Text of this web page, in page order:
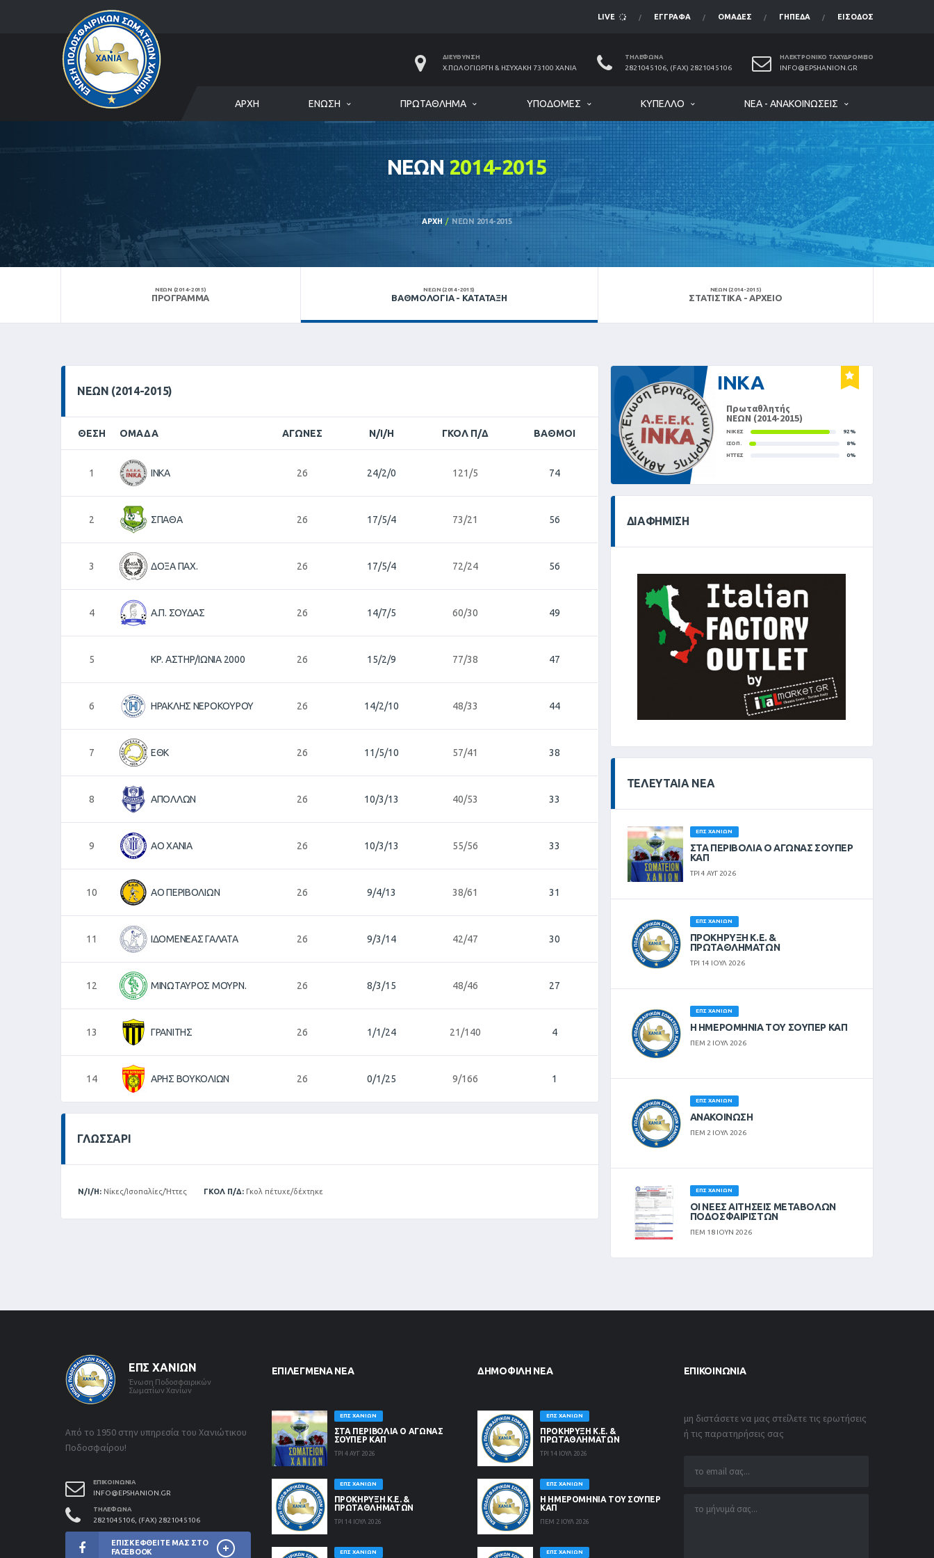
LIVE ΈΓΓΡΑΦΑ ΟΜΆΔΕΣ ΓΉΠΕΔΑ ΕΊΣΟΔΟΣ
ΔΙΕΎΘΥΝΣΗ
Χ.ΠΩΛΟΓΙΏΡΓΗ & ΗΣΥΧΆΚΗ 73100 ΧΑΝΙΆ
ΤΗΛΈΦΩΝΑ
2821045106, (FAX) 2821045106
ΗΛΕΚΤΡΟΝΙΚΌ ΤΑΧΥΔΡΟΜΕΊΟ
INFO@EPSHANION.GR
ΑΡΧΉ ΈΝΩΣΗ ΠΡΩΤΆΘΛΗΜΑ ΥΠΟΔΟΜΈΣ ΚΎΠΕΛΛΟ ΝΈΑ - ΑΝΑΚΟΙΝΏΣΕΙΣ
ΝΕΩΝ2014-2015
ΑΡΧΉ ΝΕΩΝ 2014-2015
ΝΕΩΝ (2014-2015)
ΠΡΌΓΡΑΜΜΑ
ΝΕΩΝ (2014-2015)
ΒΑΘΜΟΛΟΓΊΑ - ΚΑΤΆΤΑΞΗ
ΝΕΩΝ (2014-2015)
ΣΤΑΤΙΣΤΙΚΆ - ΑΡΧΕΊΟ
ΝΕΩΝ (2014-2015)
ΘΈΣΗ ΟΜΆΔΑ ΑΓΏΝΕΣ Ν/Ι/Η ΓΚΟΛ Π/Δ ΒΑΘΜΟΊ
1 ΙΝΚΑ 26 24/2/0 121/5 74
2 ΣΠΑΘΑ 26 17/5/4 73/21 56
3 ΔΟΞΑ ΠΑΧ. 26 17/5/4 72/24 56
4 Α.Π. ΣΟΥΔΑΣ 26 14/7/5 60/30 49
5 ΚΡ. ΑΣΤΗΡ/ΙΩΝΙΑ 2000 26 15/2/9 77/38 47
6 ΗΡΑΚΛΗΣ ΝΕΡΟΚΟΥΡΟΥ 26 14/2/10 48/33 44
7 ΕΘΚ 26 11/5/10 57/41 38
8 ΑΠΟΛΛΩΝ 26 10/3/13 40/53 33
9 ΑΟ ΧΑΝΙΑ 26 10/3/13 55/56 33
10 ΑΟ ΠΕΡΙΒΟΛΙΩΝ 26 9/4/13 38/61 31
11 ΙΔΟΜΕΝΕΑΣ ΓΑΛΑΤΑ 26 9/3/14 42/47 30
12 ΜΙΝΩΤΑΥΡΟΣ ΜΟΥΡΝ. 26 8/3/15 48/46 27
13 ΓΡΑΝΙΤΗΣ 26 1/1/24 21/140 4
14 ΑΡΗΣ ΒΟΥΚΟΛΙΩΝ 26 0/1/25 9/166 1
ΓΛΩΣΣΆΡΙ
Ν/Ι/Η: Νίκες/Ισοπαλίες/Ήττες ΓΚΟΛ Π/Δ: Γκολ πέτυχε/δέχτηκε
01 ΙΝΚΑ
Πρωταθλητής
ΝΕΩΝ (2014-2015)
ΝΊΚΕΣ
92%
ΙΣΟΠ.
8%
ΉΤΤΕΣ
0%
ΔΙΑΦΉΜΙΣΗ
ΤΕΛΕΥΤΑΊΑ ΝΈΑ
ΕΠΣ ΧΑΝΊΩΝ
ΣΤΑ ΠΕΡΙΒΟΛΙΑ Ο ΑΓΩΝΑΣ ΣΟΥΠΕΡ
ΚΑΠ
ΤΡΙ 4 ΑΥΓ 2026
ΕΠΣ ΧΑΝΊΩΝ
ΠΡΟΚΗΡΥΞΗ Κ.Ε. &
ΠΡΩΤΑΘΛΗΜΑΤΩΝ
ΤΡΙ 14 ΙΟΥΛ 2026
ΕΠΣ ΧΑΝΊΩΝ
Η ΗΜΕΡΟΜΗΝΙΑ ΤΟΥ ΣΟΥΠΕΡ ΚΑΠ
ΠΕΜ 2 ΙΟΥΛ 2026
ΕΠΣ ΧΑΝΊΩΝ
ΑΝΑΚΟΙΝΩΣΗ
ΠΕΜ 2 ΙΟΥΛ 2026
ΕΠΣ ΧΑΝΊΩΝ
ΟΙ ΝΈΕΣ ΑΙΤΉΣΕΙΣ ΜΕΤΑΒΟΛΏΝ
ΠΟΔΟΣΦΑΙΡΙΣΤΏΝ
ΠΕΜ 18 ΙΟΥΝ 2026
ΕΠΣ ΧΑΝΊΩΝ
Ένωση Ποδοσφαιρικών
Σωματίων Χανίων
Από το 1950 στην υπηρεσία του Χανιώτικου
Ποδοσφαίρου!
ΕΠΙΚΟΙΝΩΝΊΑ
INFO@EPSHANION.GR
ΤΗΛΈΦΩΝΑ
2821045106, (FAX) 2821045106
ΕΠΙΣΚΕΦΘΕΊΤΕ ΜΑΣ ΣΤΟ
FACEBOOK
ΕΠΙΛΕΓΜΈΝΑ ΝΈΑ
ΕΠΣ ΧΑΝΊΩΝ
ΣΤΑ ΠΕΡΙΒΟΛΙΑ Ο ΑΓΩΝΑΣ
ΣΟΥΠΕΡ ΚΑΠ
ΤΡΙ 4 ΑΥΓ 2026
ΕΠΣ ΧΑΝΊΩΝ
ΠΡΟΚΗΡΥΞΗ Κ.Ε. &
ΠΡΩΤΑΘΛΗΜΑΤΩΝ
ΤΡΙ 14 ΙΟΥΛ 2026
ΕΠΣ ΧΑΝΊΩΝ
ΔΗΜΟΦΙΛΉ ΝΈΑ
ΕΠΣ ΧΑΝΊΩΝ
ΠΡΟΚΗΡΥΞΗ Κ.Ε. &
ΠΡΩΤΑΘΛΗΜΑΤΩΝ
ΤΡΙ 14 ΙΟΥΛ 2026
ΕΠΣ ΧΑΝΊΩΝ
Η ΗΜΕΡΟΜΗΝΙΑ ΤΟΥ ΣΟΥΠΕΡ
ΚΑΠ
ΠΕΜ 2 ΙΟΥΛ 2026
ΕΠΣ ΧΑΝΊΩΝ
ΕΠΙΚΟΙΝΩΝΊΑ
μη διστάσετε να μας στείλετε τις ερωτήσεις
ή τις παρατηρήσεις σας